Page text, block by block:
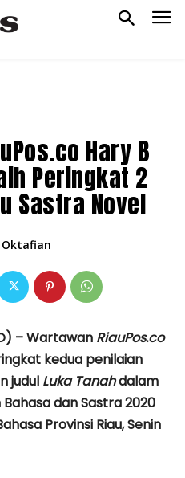
Hary B
Peringkat 2
Sastra Novel
– Wartawan RiauPos.co
kedua penilaian
judul Luka Tanahdalam
dan Sastra 2020
Provinsi Riau, Senin